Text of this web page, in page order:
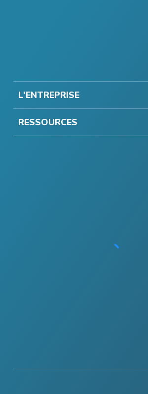
L'ENTREPRISE
RESSOURCES